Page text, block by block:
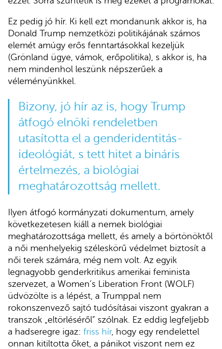
Ez pedig jó hír. Ki kell ezt mondanunk akkor is, ha
Donald Trump nemzetközi politikájának számos
elemét amúgy erős fenntartásokkal kezeljük
(Grönland ügye, vámok, erőpolitika), s akkor is, ha
nem mindenhol leszünk népszerűek a
véleményünkkel.
Bizony, jó hír az is, hogy Trump
átfogó elnöki rendeletben
utasította el a genderidentitás-
ideológiát, s tett hitet a bináris
értelmezés, a biológiai
meghatározottság mellett.
Ilyen átfogó kormányzati dokumentum, amely
következetesen kiáll a nemek biológiai
meghatározottsága mellett, és amely a börtönöktől
a női menhelyekig széleskörű védelmet biztosít a
női terek számára, még nem volt. Az egyik
legnagyobb genderkritikus amerikai feminista
szervezet, a Women’s Liberation Front (WOLF)
üdvözölte is a lépést, a Trumppal nem
rokonszenvező sajtó tudósításai viszont gyakran a
transzok „eltörléséről” szólnak. Ez eddig legfeljebb
a hadseregre igaz: friss hír, hogy egy rendelettel
onnan kitiltotta őket, a pánikot viszont nem ez